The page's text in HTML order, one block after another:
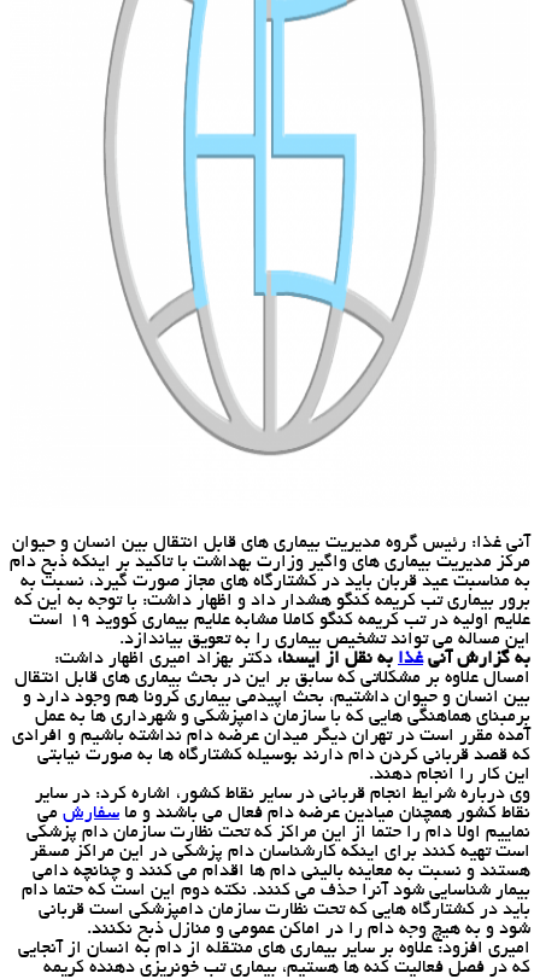
آنی غذا: رئیس گروه مدیریت بیماری های قابل انتقال بین انسان و حیوان
مركز مدیریت بیماری های واگیر وزارت بهداشت با تاكید بر اینكه ذبح دام
به مناسبت عید قربان باید در كشتارگاه های مجاز صورت گیرد، نسبت به
برور بیماری تب كریمه كنگو هشدار داد و اظهار داشت: با توجه به این كه
علایم اولیه در تب كریمه كنگو كاملا مشابه علایم بیماری كووید ۱۹ است
این مساله می تواند تشخیص بیماری را به تعویق بیاندازد.
به گزارش آنیغذا به نقل از ایسنا، دکتر بهزاد امیری اظهار داشت:
امسال علاوه بر مشکلاتی که سابق بر این در بحث بیماری های قابل انتقال
بین انسان و حیوان داشتیم، بحث اپیدمی بیماری کرونا هم وجود دارد و
برمبنای هماهنگی هایی که با سازمان دامپزشکی و شهرداری ها به عمل
آمده مقرر است در تهران دیگر میدان عرضه دام نداشته باشیم و افرادی
که قصد قربانی کردن دام دارند بوسیله کشتارگاه ها به صورت نیابتی
این کار را انجام دهند.
وی درباره شرایط انجام قربانی در سایر نقاط کشور، اشاره کرد: در سایر
نقاط کشور همچنان میادین عرضه دام فعال می باشند و ما سفارش می
نماییم اولا دام را حتما از این مراکز که تحت نظارت سازمان دام پزشکی
است تهیه کنند برای اینکه کارشناسان دام پزشکی در این مراکز مسقر
هستند و نسبت به معاینه بالینی دام ها اقدام می کنند و چنانچه دامی
بیمار شناسایی شود آنرا حذف می کنند. نکته دوم این است که حتما دام
باید در کشتارگاه هایی که تحت نظارت سازمان دامپزشکی است قربانی
شود و به هیچ وجه دام را در اماکن عمومی و منازل ذبح نکنند.
امیری افزود: علاوه بر سایر بیماری های منتقله از دام به انسان از آنجایی
که در فصل فعالیت کنه ها هستیم، بیماری تب خونریزی دهنده کریمه